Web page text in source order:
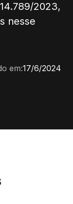
2023,
nesse
em:17/6/2024